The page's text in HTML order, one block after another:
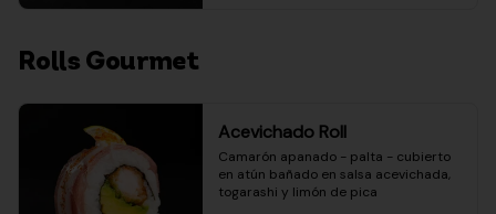
Rolls Gourmet
Acevichado Roll
Camarón apanado - palta - cubierto
en atún bañado en salsa acevichada,
togarashi y limón de pica